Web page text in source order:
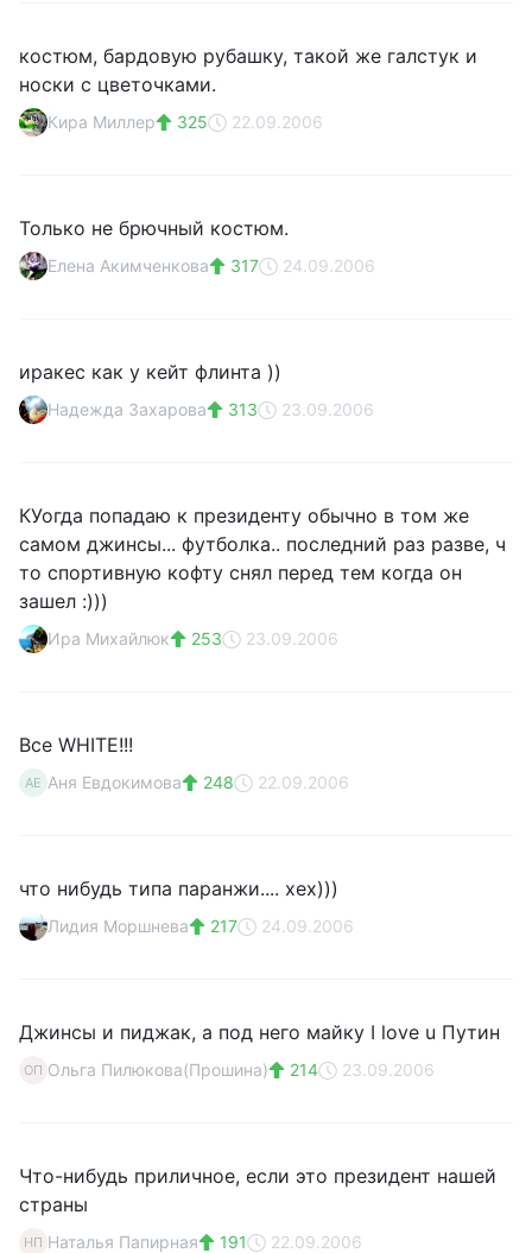
костюм, бардовую рубашку, такой же галстук и
носки с цветочками.
Кира Миллер 325 22.09.2006
Только не брючный костюм.
Елена Акимченкова 317 24.09.2006
иракес как у кейт флинта ))
Надежда Захарова 313 23.09.2006
КУогда попадаю к президенту обычно в том же
самом джинсы... футболка.. последний раз разве, ч
то спортивную кофту снял перед тем когда он
зашел :)))
Ира Михайлюк 253 23.09.2006
Все WHITE!!!
АЕ Аня Евдокимова 248 22.09.2006
что нибудь типа паранжи.... хех)))
Лидия Моршнева 217 24.09.2006
Джинсы и пиджак, а под него майку I love u Путин
ОП Ольга Пилюкова(Прошина) 214 23.09.2006
Что-нибудь приличное, если это президент нашей
страны
НП Наталья Папирная 191 22.09.2006